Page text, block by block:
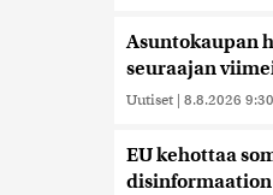
Asuntokaupan
seuraajan
Uutiset | 8.8.2026 9:30
EU kehottaa